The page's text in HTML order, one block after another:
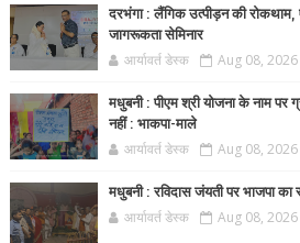
दरभंगा : लैंगिक उत्पीड़न की
जागरूकता सेमिनार
आर्यावर्त डेस्क Aug 08, 2026
मधुबनी : पीएम श्री योजना के नाम पर
नहीं : भाकपा-माले
आर्यावर्त डेस्क Aug 08, 2026
मधुबनी : रविदास जंयती पर भाजपा
आर्यावर्त डेस्क Aug 08, 2026